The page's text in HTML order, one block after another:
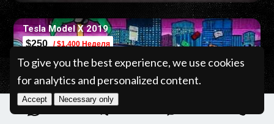
Tesla Model X 2019
$250 / $1,400 Неделя
To give you the best experience, we use cookies
for analytics and personalized content.
Accept Necessary only